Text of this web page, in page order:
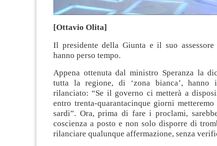
[Ottavio Olita]
Il presidente della Giunta e il suo
hanno perso tempo.
Appena ottenuta dal ministro Speranza la
tutta la regione, di ‘zona bianca’, hanno
rilanciato: “Se il governo ci metterà a
entro trenta-quarantacinque giorni
sardi”. Ora, prima di fare i proclami,
coscienza a posto e non solo disporre di
rilanciare qualunque affermazione, senza